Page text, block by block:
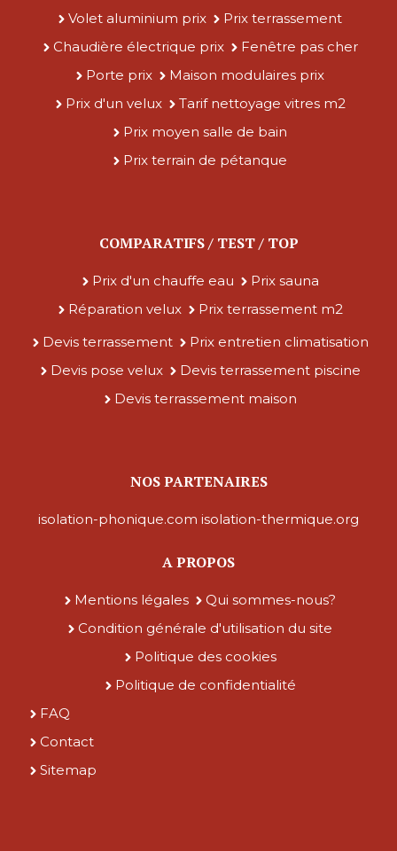
Volet aluminium prix
Prix terrassement
Chaudière électrique prix
Fenêtre pas cher
Porte prix
Maison modulaires prix
Prix d'un velux
Tarif nettoyage vitres m2
Prix moyen salle de bain
Prix terrain de pétanque
COMPARATIFS / TEST / TOP
Prix d'un chauffe eau
Prix sauna
Réparation velux
Prix terrassement m2
Devis terrassement
Prix entretien climatisation
Devis pose velux
Devis terrassement piscine
Devis terrassement maison
NOS PARTENAIRES
isolation-phonique.com isolation-thermique.org
A PROPOS
Mentions légales
Qui sommes-nous?
Condition générale d'utilisation du site
Politique des cookies
Politique de confidentialité
FAQ
Contact
Sitemap